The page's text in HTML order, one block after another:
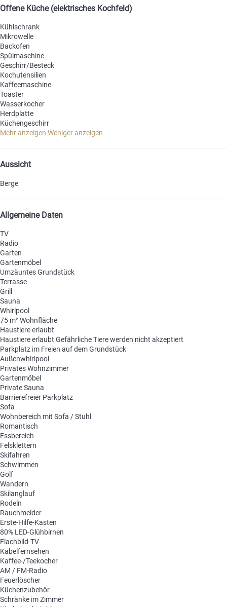
Offene Küche (elektrisches Kochfeld)
Kühlschrank
Mikrowelle
Backofen
Spülmaschine
Geschirr/Besteck
Kochutensilien
Kaffeemaschine
Toaster
Wasserkocher
Herdplatte
Küchengeschirr
Mehr anzeigen Weniger anzeigen
Aussicht
Berge
Allgemeine Daten
TV
Radio
Garten
Gartenmöbel
Umzäuntes Grundstück
Terrasse
Grill
Sauna
Whirlpool
75 m² Wohnfläche
Haustiere erlaubt
Haustiere erlaubt Gefährliche Tiere werden nicht akzeptiert
Parkplatz im Freien auf dem Grundstück
Außenwhirlpool
Privates Wohnzimmer
Gartenmöbel
Private Sauna
Barrierefreier Parkplatz
Sofa
Wohnbereich mit Sofa / Stuhl
Romantisch
Essbereich
Felsklettern
Skifahren
Schwimmen
Golf
Wandern
Skilanglauf
Rodeln
Rauchmelder
Erste-Hilfe-Kasten
80% LED-Glühbirnen
Flachbild-TV
Kabelfernsehen
Kaffee-/Teekocher
AM / FM-Radio
Feuerlöscher
Küchenzubehör
Schränke im Zimmer